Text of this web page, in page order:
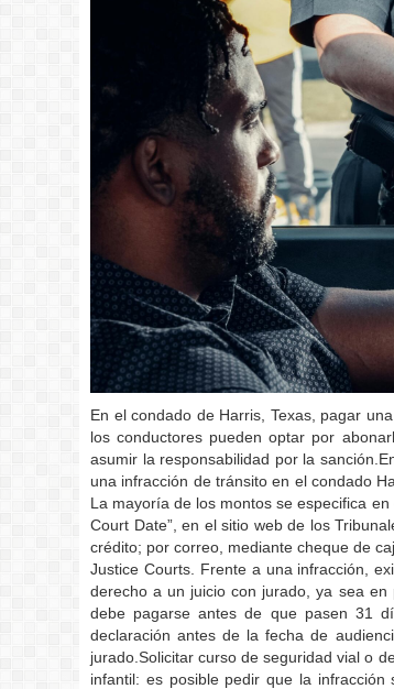
En el condado de Harris, Texas, pagar
los conductores pueden optar por
asumir la responsabilidad por la
una infracción de tránsito en el condado
La mayoría de los montos se especifica
Court Date”, en el sitio web de los
crédito; por correo, mediante cheque de
Justice Courts. Frente a una infracción,
derecho a un juicio con jurado, ya sea
debe pagarse antes de que pasen 31
declaración antes de la fecha de
jurado.Solicitar curso de seguridad vial o
infantil: es posible pedir que la